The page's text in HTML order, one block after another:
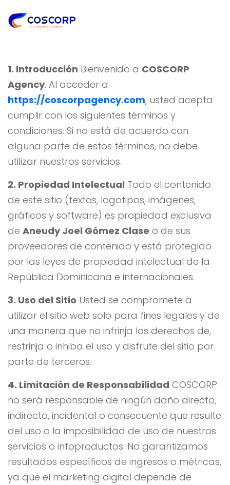
1. Introducción Bienvenido a COSCORP
Agency. Al acceder a
https://coscorpagency.com, usted acepta
cumplir con los siguientes términos y
condiciones. Si no está de acuerdo con
alguna parte de estos términos, no debe
utilizar nuestros servicios.
2. Propiedad Intelectual Todo el contenido
de este sitio (textos, logotipos, imágenes,
gráficos y software) es propiedad exclusiva
de Aneudy Joel Gómez Clase o de sus
proveedores de contenido y está protegido
por las leyes de propiedad intelectual de la
República Dominicana e internacionales.
3. Uso del Sitio Usted se compromete a
utilizar el sitio web solo para fines legales y de
una manera que no infrinja los derechos de,
restrinja o inhiba el uso y disfrute del sitio por
parte de terceros.
4. Limitación de Responsabilidad COSCORP
no será responsable de ningún daño directo,
indirecto, incidental o consecuente que resulte
del uso o la imposibilidad de uso de nuestros
servicios o infoproductos. No garantizamos
resultados específicos de ingresos o métricas,
ya que el marketing digital depende de